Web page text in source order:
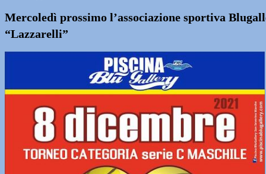
Mercoledì prossimo l’associazione sportiva
“Lazzarelli”